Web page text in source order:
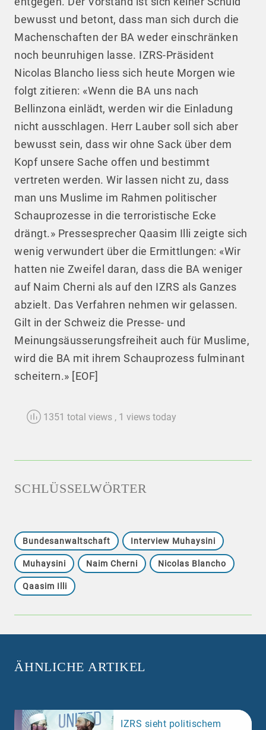
bewusst und betont, dass man sich durch die
Machenschaften der BA weder einschränken
noch beunruhigen lasse. IZRS-Präsident
Nicolas Blancho liess sich heute Morgen wie
folgt zitieren: «Wenn die BA uns nach
Bellinzona einlädt, werden wir die Einladung
nicht ausschlagen. Herr Lauber soll sich aber
bewusst sein, dass wir ohne Sack über dem
Kopf unsere Sache offen und bestimmt
vertreten werden. Wir lassen nicht zu, dass
man uns Muslime im Rahmen politischer
Schauprozesse in die terroristische Ecke
drängt.» Pressesprecher Qaasim Illi zeigte sich
wenig verwundert über die Ermittlungen: «Wir
hatten nie Zweifel daran, dass die BA weniger
auf Naim Cherni als auf den IZRS als Ganzes
abzielt. Das Verfahren nehmen wir gelassen.
Gilt in der Schweiz die Presse- und
Meinungsäusserungsfreiheit auch für Muslime,
wird die BA mit ihrem Schauprozess fulminant
scheitern.» [EOF]
1351 total views , 1 views today
SCHLÜSSELWÖRTER
Bundesanwaltschaft Interview Muhaysini
Muhaysini Naim Cherni Nicolas Blancho
Qaasim Illi
ÄHNLICHE ARTIKEL
IZRS sieht politischem